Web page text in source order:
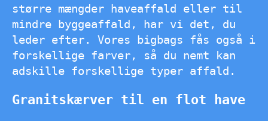
større mængder haveaffald eller til
mindre byggeaffald, har vi det, du
leder efter. Vores bigbags fås også i
forskellige farver, så du nemt kan
adskille forskellige typer affald.
Granitskærver til en flot have